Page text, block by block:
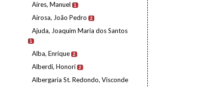
Aires, Manuel 1
Airosa, João Pedro 2
Ajuda, Joaquim Maria dos Santos
1
Alba, Enrique 2
Alberdi, Honori 2
Albergaria St. Redondo, Visconde